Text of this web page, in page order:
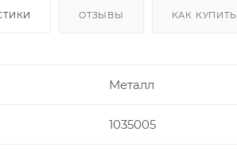
ОТЗЫВЫ КАК КУПИТЬ
Металл
1035005